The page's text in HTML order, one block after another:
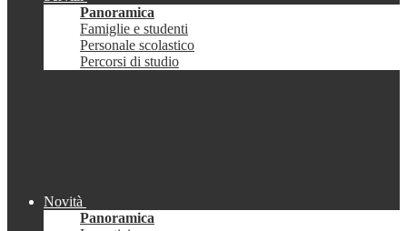
Panoramica
Famiglie e studenti
Personale scolastico
Percorsi di studio
Novità
Panoramica